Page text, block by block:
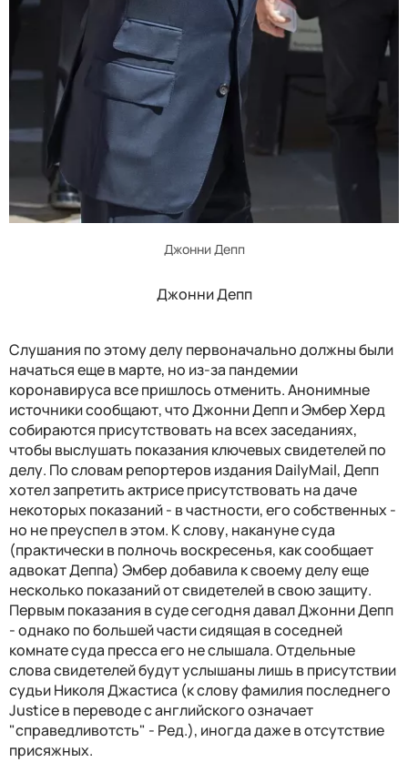
Джонни Депп
Джонни Депп
Слушания по этому делу первоначально должны были
начаться еще в марте, но из-за пандемии
коронавируса все пришлось отменить. Анонимные
источники сообщают, что Джонни Депп и Эмбер Херд
собираются присутствовать на всех заседаниях,
чтобы выслушать показания ключевых свидетелей по
делу. По словам репортеров издания DailyMail, Депп
хотел запретить актрисе присутствовать на даче
некоторых показаний - в частности, его собственных -
но не преуспел в этом. К слову, накануне суда
(практически в полночь воскресенья, как сообщает
адвокат Деппа) Эмбер добавила к своему делу еще
несколько показаний от свидетелей в свою защиту.
Первым показания в суде сегодня давал Джонни Депп
- однако по большей части сидящая в соседней
комнате суда пресса его не слышала. Отдельные
слова свидетелей будут услышаны лишь в присутствии
судьи Николя Джастиса (к слову фамилия последнего
Justice в переводе с английского означает
"справедливотсть" - Ред.), иногда даже в отсутствие
присяжных.